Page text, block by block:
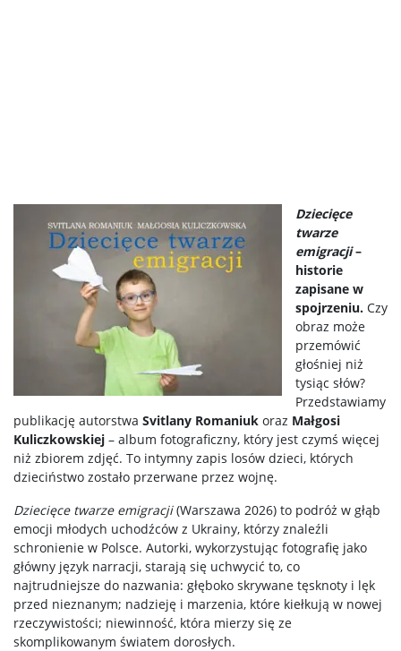
Dziecięce
twarze
emigracji–
historie
zapisane w
spojrzeniu. Czy
obraz może
przemówić
głośniej niż
tysiąc słów?
Przedstawiamy
publikację autorstwa Svitlany Romaniuk oraz Małgosi
Kuliczkowskiej – album fotograficzny, który jest czymś więcej
niż zbiorem zdjęć. To intymny zapis losów dzieci, których
dzieciństwo zostało przerwane przez wojnę.
Dziecięce twarze emigracji(Warszawa 2026) to podróż w głąb
emocji młodych uchodźców z Ukrainy, którzy znaleźli
schronienie w Polsce. Autorki, wykorzystując fotografię jako
główny język narracji, starają się uchwycić to, co
najtrudniejsze do nazwania: głęboko skrywane tęsknoty i lęk
przed nieznanym; nadzieję i marzenia, które kiełkują w nowej
rzeczywistości; niewinność, która mierzy się ze
skomplikowanym światem dorosłych.